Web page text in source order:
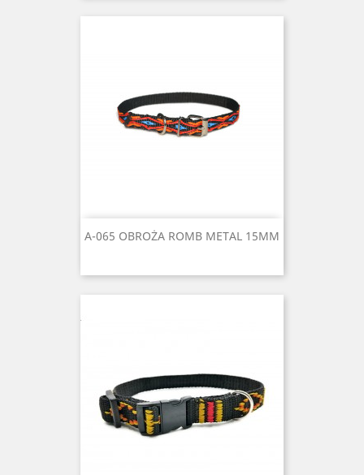
A-065 OBROŻA ROMB METAL 15MM